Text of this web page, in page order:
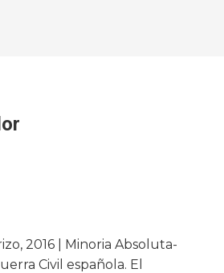
2016 | Minoria Absoluta-
Civil española. El